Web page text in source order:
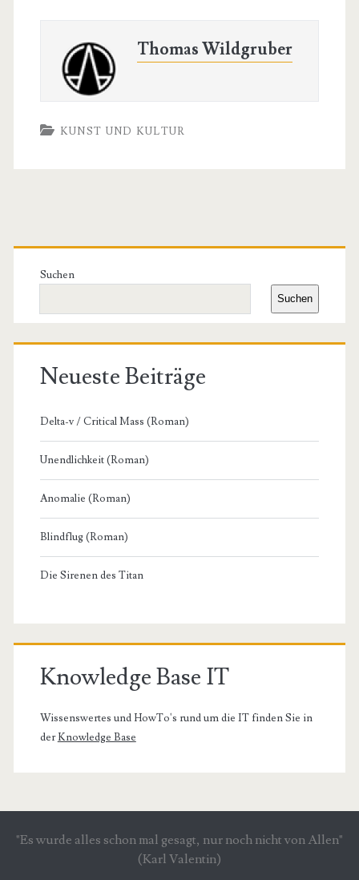
Thomas Wildgruber
KUNST UND KULTUR
Primäre
Seitenleiste
Suchen
Suchen
Neueste Beiträge
Delta-v / Critical Mass (Roman)
Unendlichkeit (Roman)
Anomalie (Roman)
Blindflug (Roman)
Die Sirenen des Titan
Knowledge Base IT
Wissenswertes und HowTo's rund um die IT finden Sie in
derKnowledge Base
"Es wurde alles schon mal gesagt, nur noch nicht von Allen"
(Karl Valentin)